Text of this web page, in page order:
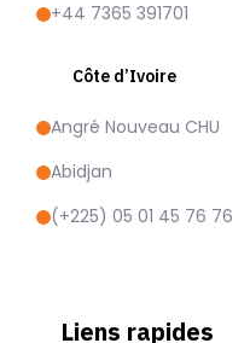
+44 7365 391701
Côte d’Ivoire
Angré Nouveau CHU
Abidjan
(+225) 05 01 45 76 76
Liens rapides